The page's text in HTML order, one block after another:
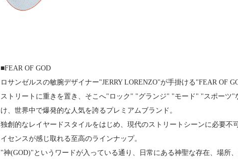
■FEAR OF GOD
ロサンゼルスの敏腕デザイナー"JERRY LORENZO"が手掛ける"FEAR OF
ストリートに重きを置き、そこへ"ロック" "グランジ" "モード" "スポーツ
け、世界中で爆発的な人気を誇るプレミアムブランド。
独創的なレイヤードスタイルをはじめ、現代のストリートシーンに必要
イセンスが感じ取れる至高のラインナップ。
"神(GOD)"というワードが入っている通り、日常にある神聖な存在、場所